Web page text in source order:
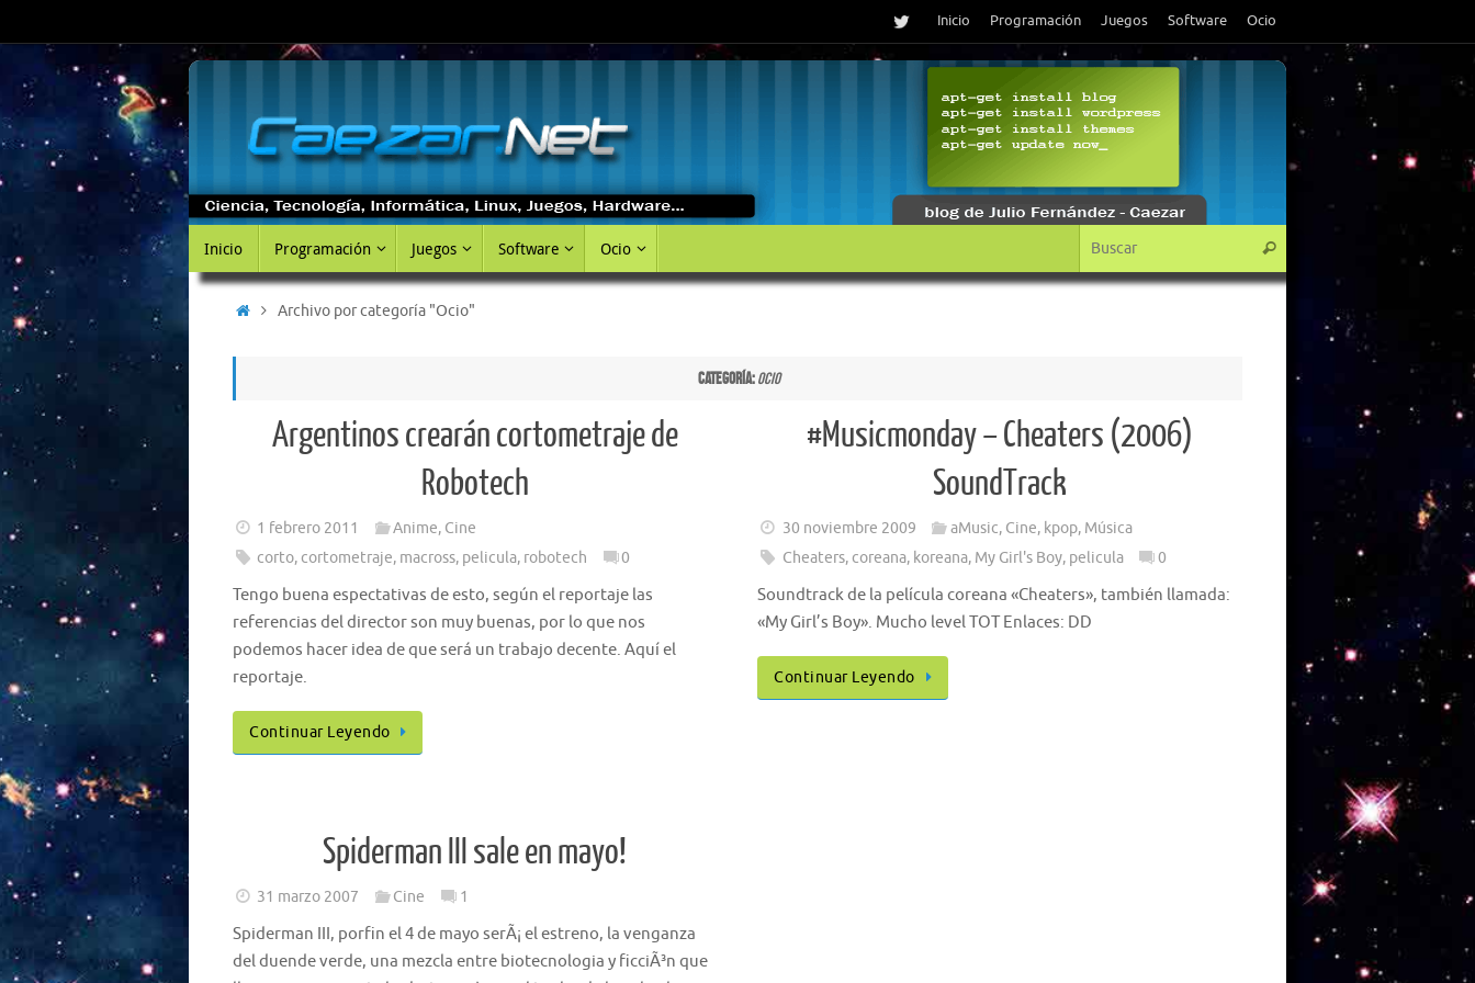
al
contenido
Inicio Programación Juegos Software Ocio
contenido
Inicio Programación Juegos Software Ocio Buscar
InicioArchivo por categoría "Ocio"
Categoría:Ocio
Argentinos crearán cortometraje de
Robotech
1 febrero 2011 Anime, Cine
corto, cortometraje, macross, pelicula, robotech 0
Tengo buena espectativas de esto, según el reportaje las
referencias del director son muy buenas, por lo que nos
podemos hacer idea de que será un trabajo decente. Aquí el
reportaje.
Continuar Leyendo
#Musicmonday – Cheaters (2006)
SoundTrack
30 noviembre 2009 aMusic, Cine, kpop, Música
Cheaters, coreana, koreana, My Girl's Boy, pelicula 0
Soundtrack de la película coreana «Cheaters», también llamada:
«My Girl’s Boy». Mucho level TOT Enlaces: DD
Continuar Leyendo
Spiderman III sale en mayo!
31 marzo 2007 Cine 1
Spiderman III, porfin el 4 de mayo serÃ¡ el estreno, la venganza
del duende verde, una mezcla entre biotecnologia y ficciÃ³n que